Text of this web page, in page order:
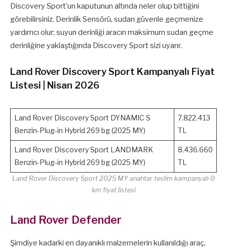
Discovery Sport’un kaputunun altında neler olup bittiğini
görebilirsiniz. Derinlik Sensörü, sudan güvenle geçmenize
yardımcı olur; suyun derinliği aracın maksimum sudan geçme
derinliğine yaklaştığında Discovery Sport sizi uyarır.
Land Rover Discovery Sport Kampanyalı Fiyat
Listesi | Nisan 2026
Land Rover Discovery Sport DYNAMIC S
Benzin-Plug-in Hybrid 269 bg (2025 MY)
7.822.413
TL
Land Rover Discovery Sport LANDMARK
Benzin-Plug-in Hybrid 269 bg (2025 MY)
8.436.660
TL
Land Rover Discovery Sport 2025 MY anahtar teslim kampanyalı 0
km fiyat listesi
Land Rover Defender
Şimdiye kadarki en dayanıklı malzemelerin kullanıldığı araç,